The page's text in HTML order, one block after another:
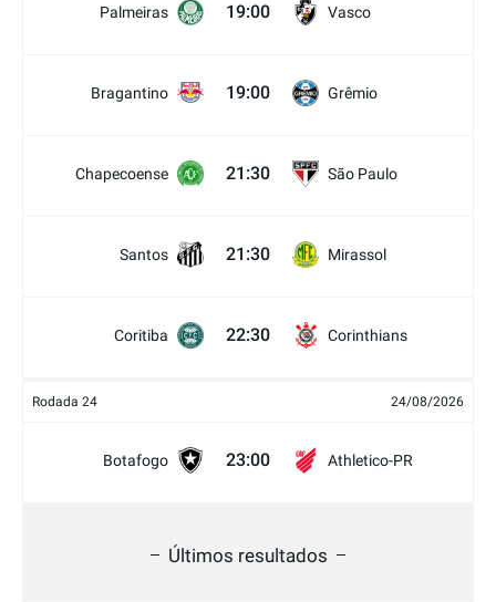
Palmeiras 19:00 Vasco
Bragantino 19:00 Grêmio
Chapecoense 21:30 São Paulo
Santos 21:30 Mirassol
Coritiba 22:30 Corinthians
Rodada 24 24/08/2026
Botafogo 23:00 Athletico-PR
Últimos resultados